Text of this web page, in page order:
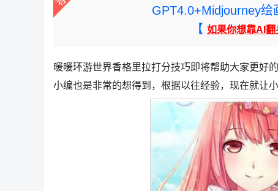
GPT4.0+Midjourney绘
【 如果你想靠AI翻
暖暖环游世界香格里拉打分技巧即将帮助大家更好
小编也是非常的想得到，根据以往经验，现在就让